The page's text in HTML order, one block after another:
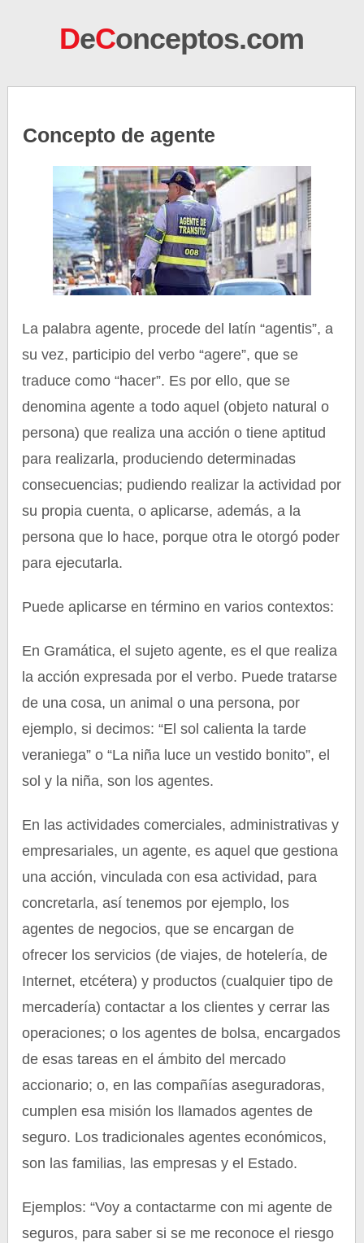
DeConceptos.com
Concepto de agente
La palabra agente, procede del latín “agentis”, a
su vez, participio del verbo “agere”, que se
traduce como “hacer”. Es por ello, que se
denomina agente a todo aquel (objeto natural o
persona) que realiza una acción o tiene aptitud
para realizarla, produciendo determinadas
consecuencias; pudiendo realizar la actividad por
su propia cuenta, o aplicarse, además, a la
persona que lo hace, porque otra le otorgó poder
para ejecutarla.
Puede aplicarse en término en varios contextos:
En Gramática, el sujeto agente, es el que realiza
la acción expresada por el verbo. Puede tratarse
de una cosa, un animal o una persona, por
ejemplo, si decimos: “El sol calienta la tarde
veraniega” o “La niña luce un vestido bonito”, el
sol y la niña, son los agentes.
En las actividades comerciales, administrativas y
empresariales, un agente, es aquel que gestiona
una acción, vinculada con esa actividad, para
concretarla, así tenemos por ejemplo, los
agentes de negocios, que se encargan de
ofrecer los servicios (de viajes, de hotelería, de
Internet, etcétera) y productos (cualquier tipo de
mercadería) contactar a los clientes y cerrar las
operaciones; o los agentes de bolsa, encargados
de esas tareas en el ámbito del mercado
accionario; o, en las compañías aseguradoras,
cumplen esa misión los llamados agentes de
seguro. Los tradicionales agentes económicos,
son las familias, las empresas y el Estado.
Ejemplos: “Voy a contactarme con mi agente de
seguros, para saber si se me reconoce el riesgo